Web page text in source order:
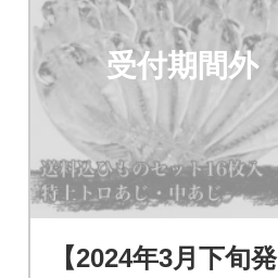
受付期間外
【2024年3月下旬発